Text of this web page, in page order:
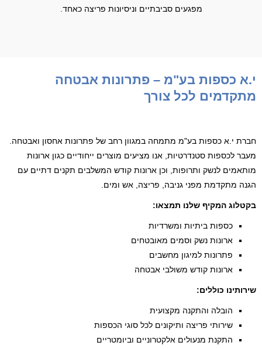
מפגעים סביבתיים וניסיונות פריצה כאחד.
י.א כספות בע"מ – פתרונות אבטחה
מתקדמים לכל צורך
חברת י.א כספות בע"מ מתמחה במגוון רחב של פתרונות אחסון ואבטחה.
מעבר לכספות סטנדרטיות, אנו מציעים מוצרים ייחודיים כגון ארונות
מותאמים לנשק ותרופות, וכן ארונות קודש המשלבים תקנים דתיים עם
הגנה מתקדמת מפני גניבה, פריצה, אש ומים.
בקטלוג המקיף שלנו תמצאו:
כספות ביתיות ומשרדיות
ארונות נשק וסמים מאובטחים
פתרונות למיגון מחשבים
ארונות קודש משולבי אבטחה
שירותינו כוללים:
הובלה והתקנה מקצועית
שירותי פריצה ותיקונים לכל סוגי הכספות
התקנת מנעולים אלקטרוניים וביומטריים